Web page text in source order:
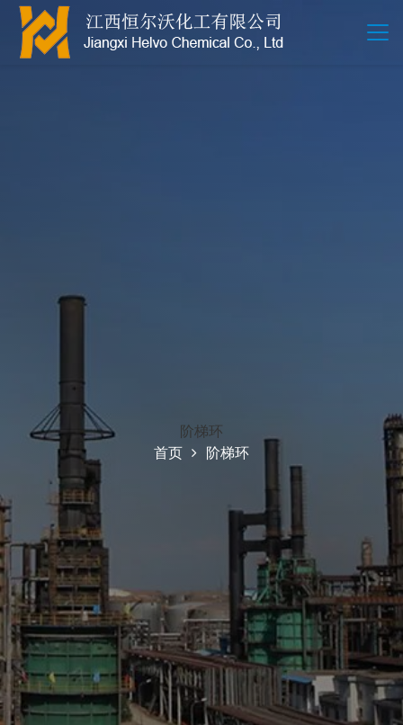
阶梯环
首页
阶梯环